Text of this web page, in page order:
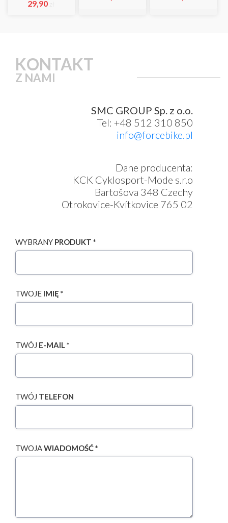
29,90
KONTAKT
Z NAMI
SMC GROUP Sp. z o.o.
Tel: +48 512 310 850
info@forcebike.pl
Dane producenta:
KCK Cyklosport-Mode s.r.o
Bartošova 348 Czechy
Otrokovice-Kvítkovice 765 02
WYBRANY PRODUKT *
TWOJE IMIĘ *
TWÓJ E-MAIL *
TWÓJ TELEFON
TWOJAWIADOMOŚĆ *